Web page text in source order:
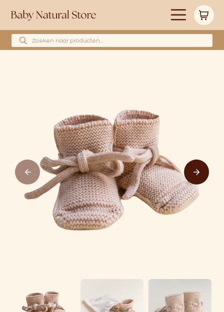
Producten zoeken
Wollen hoeslakens
Cadeaubonnen
Huidverzorging